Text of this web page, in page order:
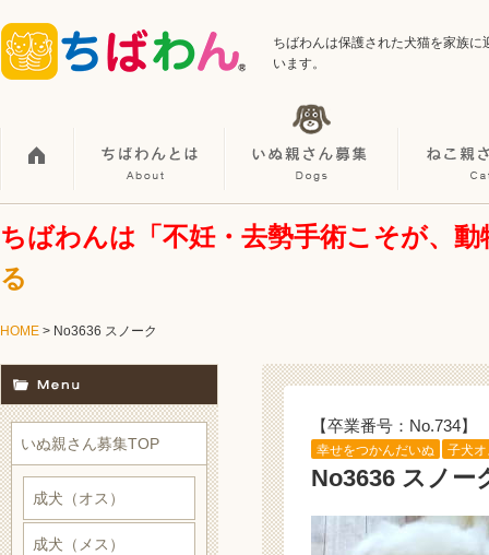
ちばわんは保護された犬猫を家族
います。
ちばわんは「不妊・去勢手術こそが、
る
HOME > No3636 スノーク
【卒業番号：No.734】
幸せをつかんだいぬ 子犬
No3636 スノー
いぬ親さん募集TOP
成犬（オス）
成犬（メス）